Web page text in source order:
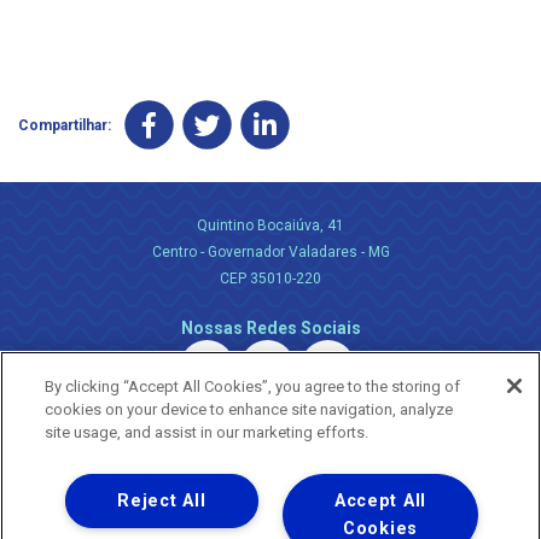
Compartilhar:
Quintino Bocaiúva, 41
Centro - Governador Valadares - MG
CEP 35010-220
Nossas Redes Sociais
Uma empresa
Copyright ® 2026 - Todos os Direitos Reservados.
By clicking “Accept All Cookies”, you agree to the storing of
cookies on your device to enhance site navigation, analyze
site usage, and assist in our marketing efforts.
Accept All
Cookies
Reject All